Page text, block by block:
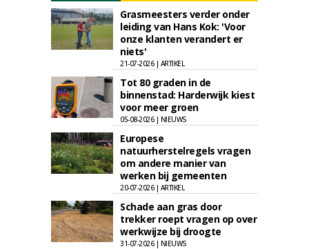
Grasmeesters verder onder
leiding van Hans Kok: 'Voor
onze klanten verandert er
niets'
21-07-2026 | ARTIKEL
Tot 80 graden in de
binnenstad: Harderwijk kiest
voor meer groen
05-08-2026 | NIEUWS
Europese
natuurherstelregels vragen
om andere manier van
werken bij gemeenten
20-07-2026 | ARTIKEL
Schade aan gras door
trekker roept vragen op over
werkwijze bij droogte
31-07-2026 | NIEUWS